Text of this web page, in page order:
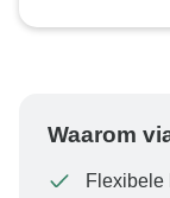
Waarom
Flexibele